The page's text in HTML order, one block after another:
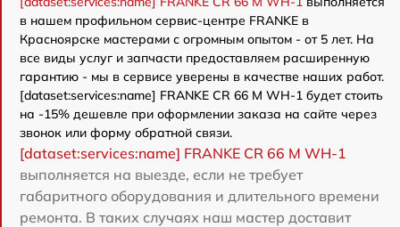
в нашем профильном сервис-центре FRANKE в
Красноярске мастерами с огромным опытом - от 5 лет. На
все виды услуг и запчасти предоставляем расширенную
гарантию - мы в сервисе уверены в качестве наших работ.
[dataset:services:name] FRANKE CR 66 M WH-1 будет стоить
на -15% дешевле при оформлении заказа на сайте через
звонок или форму обратной связи.
[dataset:services:name] FRANKE CR 66 M WH-1
выполняется на выезде, если не требует
габаритного оборудования и длительного времени
ремонта. В таких случаях наш мастер доставит